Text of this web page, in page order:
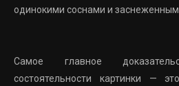
одинокими соснами и
Самое главное
состоятельности картинки —